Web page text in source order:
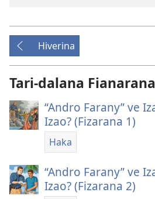
Hiverina
Tari-dalana Fianarana
“Andro Farany” ve
Izao? (Fizarana 1)
Haka
“Andro Farany” ve
Izao? (Fizarana 2)